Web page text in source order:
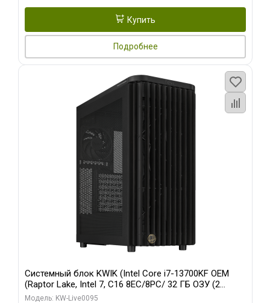
Купить
Подробнее
Системный блок KWIK (Intel Core i7-13700KF OEM
(Raptor Lake, Intel 7, C16 8EC/8PC/ 32 ГБ ОЗУ (2
модуля)/ Afox RTX4090 24GB GDDR6X 384-Bit 3xDP
Модель: KW-Live0095